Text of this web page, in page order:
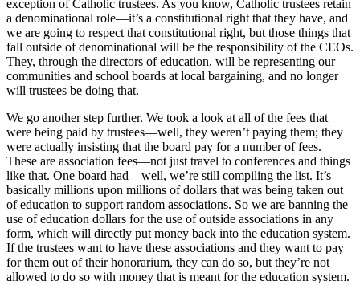
exception of Catholic trustees. As you know, Catholic trustees retain
a denominational role—it’s a constitutional right that they have, and
we are going to respect that constitutional right, but those things that
fall outside of denominational will be the responsibility of the CEOs.
They, through the directors of education, will be representing our
communities and school boards at local bargaining, and no longer
will trustees be doing that.
We go another step further. We took a look at all of the fees that
were being paid by trustees—well, they weren’t paying them; they
were actually insisting that the board pay for a number of fees.
These are association fees—not just travel to conferences and things
like that. One board had—well, we’re still compiling the list. It’s
basically millions upon millions of dollars that was being taken out
of education to support random associations. So we are banning the
use of education dollars for the use of outside associations in any
form, which will directly put money back into the education system.
If the trustees want to have these associations and they want to pay
for them out of their honorarium, they can do so, but they’re not
allowed to do so with money that is meant for the education system.